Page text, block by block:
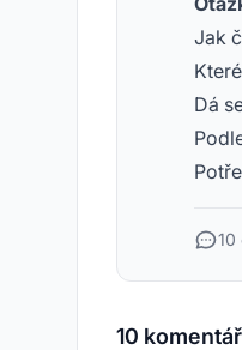
Jak
Dá
10
10